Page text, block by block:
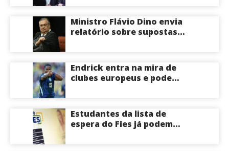
Ministro Flávio Dino envia
relatório sobre supostas
Endrick entra na mira de
clubes europeus e pode
Estudantes da lista de
espera do Fies já podem